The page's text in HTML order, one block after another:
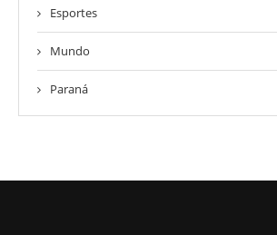
Esportes
Mundo
Paraná